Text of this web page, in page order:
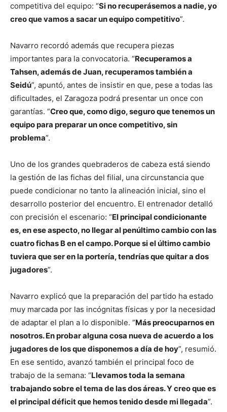
competitiva del equipo: “Si no recuperásemos a nadie, yo
creo que vamos a sacar un equipo competitivo”.
Navarro recordó además que recupera piezas
importantes para la convocatoria. “Recuperamos a
Tahsen, además de Juan, recuperamos también a
Seidú”, apuntó, antes de insistir en que, pese a todas las
dificultades, el Zaragoza podrá presentar un once con
garantías. “Creo que, como digo, seguro que tenemos un
equipo para preparar un once competitivo, sin
problema”.
Uno de los grandes quebraderos de cabeza está siendo
la gestión de las fichas del filial, una circunstancia que
puede condicionar no tanto la alineación inicial, sino el
desarrollo posterior del encuentro. El entrenador detalló
con precisión el escenario: “El principal condicionante
es, en ese aspecto, no llegar al penúltimo cambio con las
cuatro fichas B en el campo. Porque si el último cambio
tuviera que ser en la portería, tendrías que quitar a dos
jugadores”.
Navarro explicó que la preparación del partido ha estado
muy marcada por las incógnitas físicas y por la necesidad
de adaptar el plan a lo disponible. “Más preocuparnos en
nosotros. En probar alguna cosa nueva de acuerdo a los
jugadores de los que disponemos a día de hoy”, resumió.
En ese sentido, avanzó también el principal foco de
trabajo de la semana: “Llevamos toda la semana
trabajando sobre el tema de las dos áreas. Y creo que es
el principal déficit que hemos tenido desde mi llegada”.